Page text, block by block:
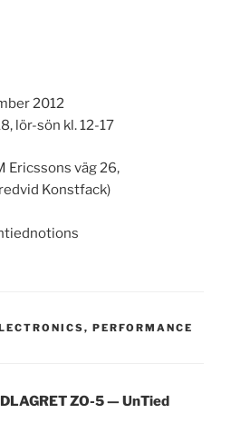
2012
lör-sön kl. 12-17
Ericssons väg 26,
Konstfack)
, PERFORMANCE
ZO-5 — UnTied